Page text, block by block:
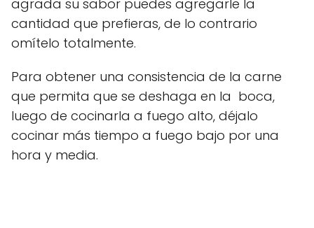
agrada su sabor puedes agregarle la
cantidad que prefieras, de lo contrario
omítelo totalmente.
Para obtener una consistencia de la carne
que permita que se deshaga en la boca,
luego de cocinarla a fuego alto, déjalo
cocinar más tiempo a fuego bajo por una
hora y media.